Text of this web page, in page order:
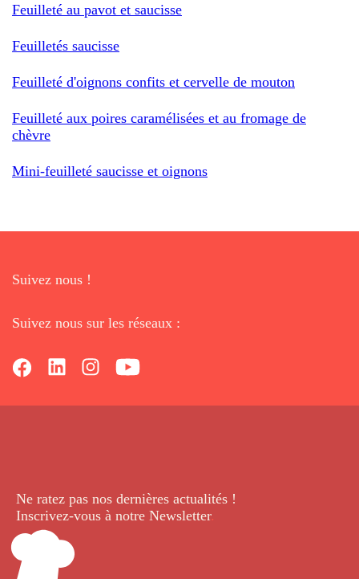
Feuilleté au pavot et saucisse
Feuilletés saucisse
Feuilleté d'oignons confits et cervelle de mouton
Feuilleté aux poires caramélisées et au fromage de
chèvre
Mini-feuilleté saucisse et oignons
Suivez nous !
Suivez nous sur les réseaux :
Ne ratez pas nos dernières actualités !
Inscrivez-vous à notre Newsletter.